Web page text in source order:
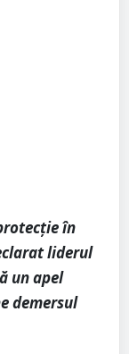
în
liderul
un apel
demersul